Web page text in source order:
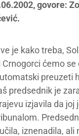
govore:
je kako treba,
Crnogorci ćemo
preuzeti
predsednik je
izjavila da
iznenadila,